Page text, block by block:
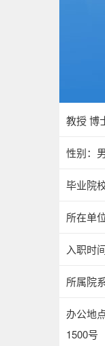
教授 博
性别：
毕业院
所在单
入职时
所属院
办公地
1500号